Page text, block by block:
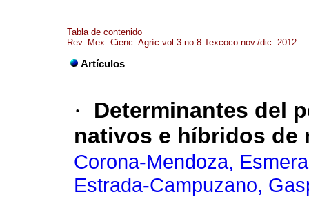
Tabla de contenido
Rev. Mex. Cienc. Agríc vol.3 no.8 Texcoco nov./dic. 2012
Artículos
·
Determinantes del
nativos e híbridos de
Corona-Mendoza,
Estrada-Campuzano,